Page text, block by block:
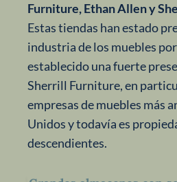
Furniture, Ethan Allen y
Estas tiendas han estado
industria de los muebles
establecido una fuerte
Sherrill Furniture, en
empresas de muebles más
Unidos y todavía es
descendientes.